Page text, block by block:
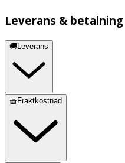
Leverans & betalning
🚚Leverans
🧺Fraktkostnad